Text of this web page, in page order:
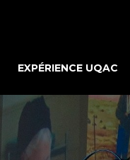
EXPÉRIENCE UQAC